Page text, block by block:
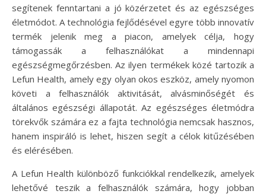
segítenek fenntartani a jó közérzetet és az egészséges
életmódot. A technológia fejlődésével egyre több innovatív
termék jelenik meg a piacon, amelyek célja, hogy
támogassák a felhasználókat a mindennapi
egészségmegőrzésben. Az ilyen termékek közé tartozik a
Lefun Health, amely egy olyan okos eszköz, amely nyomon
követi a felhasználók aktivitását, alvásminőségét és
általános egészségi állapotát. Az egészséges életmódra
törekvők számára ez a fajta technológia nemcsak hasznos,
hanem inspiráló is lehet, hiszen segít a célok kitűzésében
és elérésében.
A Lefun Health különböző funkciókkal rendelkezik, amelyek
lehetővé teszik a felhasználók számára, hogy jobban